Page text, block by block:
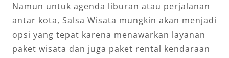
Namun untuk agenda liburan atau perjalanan
antar kota, Salsa Wisata mungkin akan menjadi
opsi yang tepat karena menawarkan layanan
paket wisata dan juga paket rental kendaraan